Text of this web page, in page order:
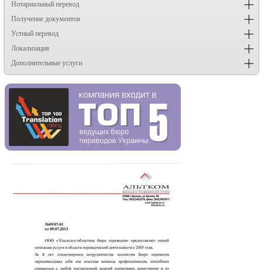
Нотариальный перевод
Получение документов
Устный перевод
Локализация
Дополнительные услуги